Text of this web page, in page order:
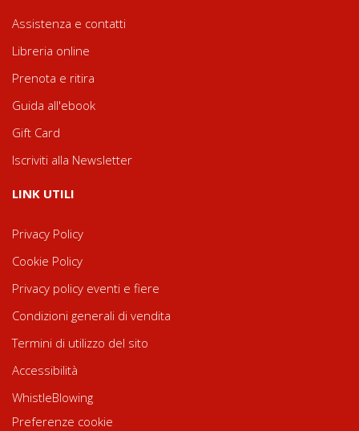
Assistenza e contatti
Libreria online
Prenota e ritira
Guida all'ebook
Gift Card
Iscriviti alla Newsletter
LINK UTILI
Privacy Policy
Cookie Policy
Privacy policy eventi e fiere
Condizioni generali di vendita
Termini di utilizzo del sito
Accessibilità
WhistleBlowing
Preferenze cookie